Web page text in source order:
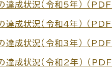
達成状況（令和5年） （
達成状況（令和4年） （
達成状況（令和3年） （
達成状況（令和2年） （